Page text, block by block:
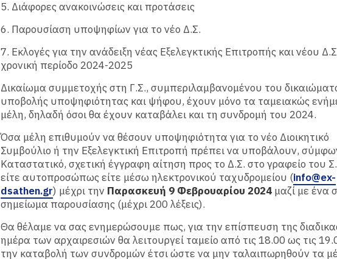
5. Διάφορες ανακοινώσεις και προτάσεις
6. Παρουσίαση υποψηφίων για το νέο Δ.Σ.
7. Εκλογές για την ανάδειξη νέας Εξελεγκτικής Επιτροπής και νέου
χρονική περίοδο 2024-2025
Δικαίωμα συμμετοχής στη Γ.Σ., συμπεριλαμβανομένου του
υποβολής υποψηφιότητας και ψήφου, έχουν μόνο τα ταμειακώς
μέλη, δηλαδή όσοι θα έχουν καταβάλει και τη συνδρομή του 2024.
Όσα μέλη επιθυμούν να θέσουν υποψηφιότητα για το νέο Διοικητικό
Συμβούλιο ή την Εξελεγκτική Επιτροπή πρέπει να υποβάλουν,
Καταστατικό, σχετική έγγραφη αίτηση προς το Δ.Σ. στο γραφείο του
είτε αυτοπροσώπως είτε μέσω ηλεκτρονικού ταχυδρομείου (info@ex-
dsathen.gr) μέχρι την Παρασκευή 9 Φεβρουαρίου 2024 μαζί με ένα
σημείωμα παρουσίασης (μέχρι 200 λέξεις).
Θα θέλαμε να σας ενημερώσουμε πως, για την επίσπευση της
ημέρα των αρχαιρεσιών θα λειτουργεί ταμείο από τις 18.00 ως τις
την καταβολή των συνδρομών έτσι ώστε να μην ταλαιπωρηθούν τα